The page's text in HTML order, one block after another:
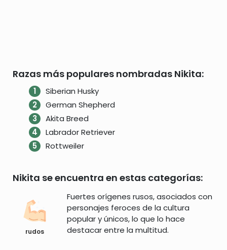
Razas más populares nombradas Nikita:
Siberian Husky
German Shepherd
Akita Breed
Labrador Retriever
Rottweiler
Nikita se encuentra en estas categorías:
rudos
Fuertes orígenes rusos, asociados con
personajes feroces de la cultura
popular y únicos, lo que lo hace
destacar entre la multitud.